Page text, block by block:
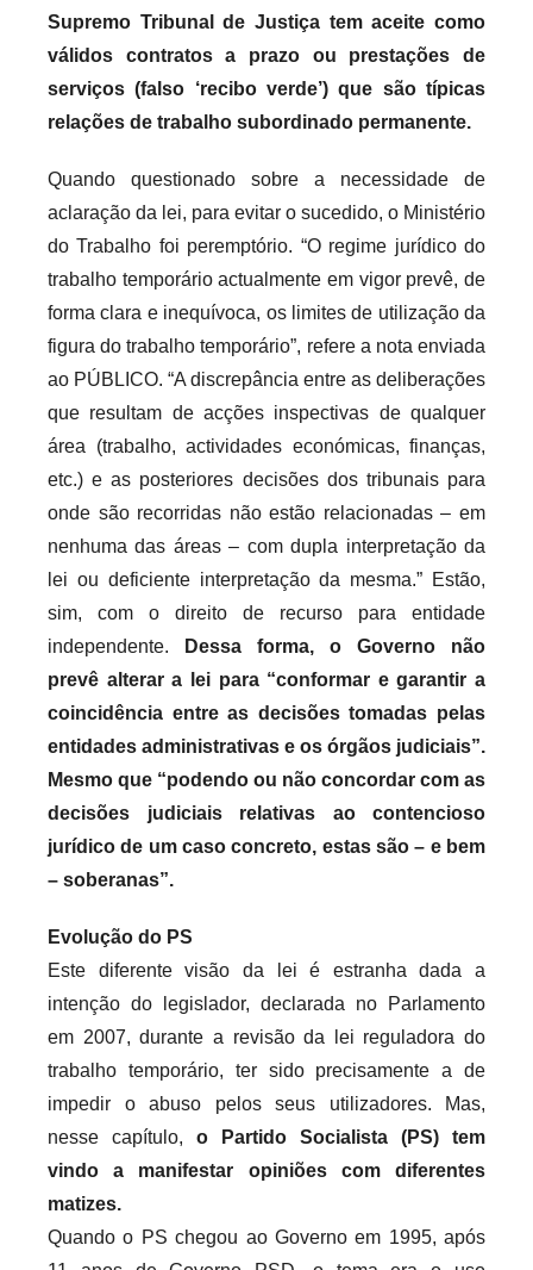
Supremo Tribunal de Justiça tem aceite como
válidos contratos a prazo ou prestações de
serviços (falso ‘recibo verde’) que são típicas
relações de trabalho subordinado permanente.
Quando questionado sobre a necessidade de
aclaração da lei, para evitar o sucedido, o Ministério
do Trabalho foi peremptório. “O regime jurídico do
trabalho temporário actualmente em vigor prevê, de
forma clara e inequívoca, os limites de utilização da
figura do trabalho temporário”, refere a nota enviada
ao PÚBLICO. “A discrepância entre as deliberações
que resultam de acções inspectivas de qualquer
área (trabalho, actividades económicas, finanças,
etc.) e as posteriores decisões dos tribunais para
onde são recorridas não estão relacionadas – em
nenhuma das áreas – com dupla interpretação da
lei ou deficiente interpretação da mesma.” Estão,
sim, com o direito de recurso para entidade
independente.
Dessa forma, o Governo não
prevê alterar a lei para “conformar e garantir a
coincidência entre as decisões tomadas pelas
entidades administrativas e os órgãos judiciais”.
Mesmo que “podendo ou não concordar com as
decisões judiciais relativas ao contencioso
jurídico de um caso concreto, estas são – e bem
– soberanas”.
Evolução do PS
Este diferente visão da lei é estranha dada a
intenção do legislador, declarada no Parlamento
em 2007, durante a revisão da lei reguladora do
trabalho temporário, ter sido precisamente a de
impedir o abuso pelos seus utilizadores. Mas,
nesse capítulo, o Partido Socialista (PS) tem
vindo a manifestar opiniões com diferentes
matizes.
Quando o PS chegou ao Governo em 1995, após